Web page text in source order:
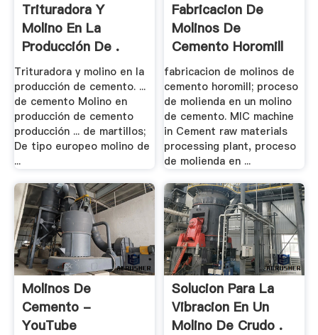
Trituradora Y
Molino En La
Producción De .
Trituradora y molino en la
producción de cemento. ...
de cemento Molino en
producción de cemento
producción ... de martillos;
De tipo europeo molino de
...
Fabricacion De
Molinos De
Cemento Horomill
fabricacion de molinos de
cemento horomill; proceso
de molienda en un molino
de cemento. MIC machine
in Cement raw materials
processing plant, proceso
de molienda en ...
Molinos De
Cemento -
YouTube
Solucion Para La
Vibracion En Un
Molino De Crudo .